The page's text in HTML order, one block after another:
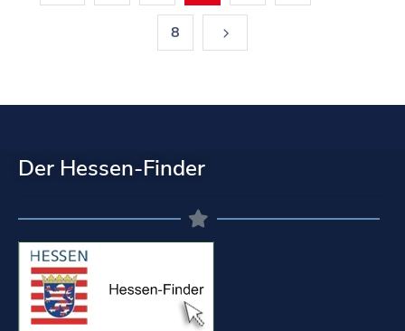
8
Der Hessen-Finder